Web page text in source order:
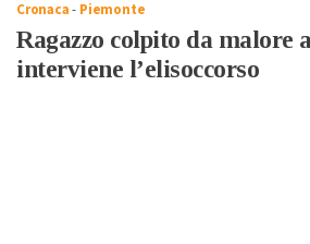
Cronaca- Piemonte
Ragazzo colpito da malore
interviene l’elisoccorso